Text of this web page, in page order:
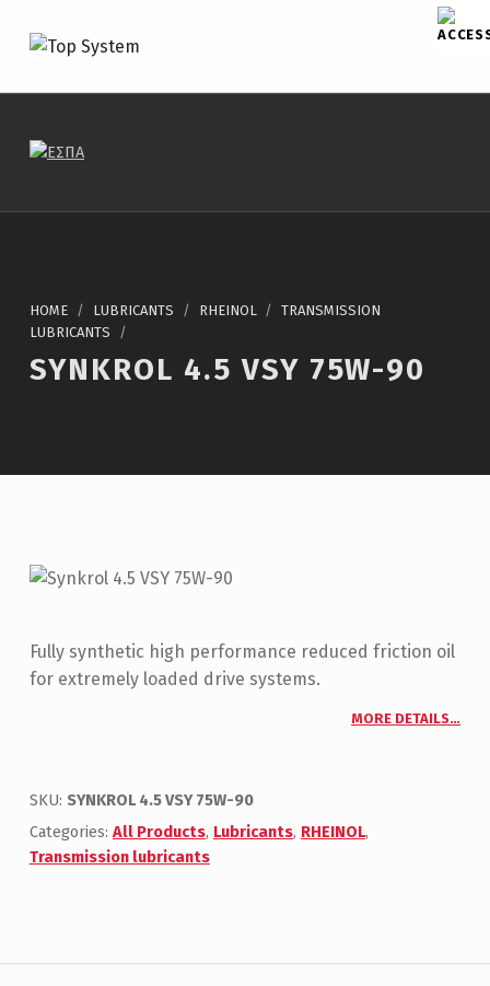
HOME / LUBRICANTS / RHEINOL /
TRANSMISSION
LUBRICANTS
/
SYNKROL 4.5 VSY 75W-90
Fully synthetic high performance reduced friction oil
for extremely loaded drive systems.
MORE DETAILS…
SKU: SYNKROL 4.5 VSY 75W-90
Categories: All Products, Lubricants, RHEINOL,
Transmission lubricants